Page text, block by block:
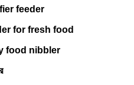
feeder
for fresh food
food nibbler